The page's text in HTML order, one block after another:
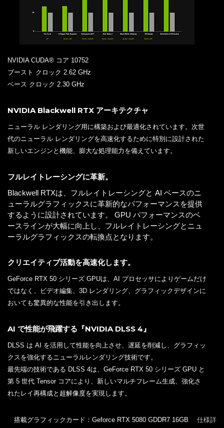
NVIDIA CUDA® コア 10752
ブースト クロック 2.62 GHz
ベース クロック 2.30 GHz
NVIDIA Blackwell RTX アーキテクチャ
ニューラル レンダリング用に構築および最適化されています。次世
代のニューラル レンダリングを高速化するために特別に設計された
新しいエンジンと機能、膨大な処理能力を備えています。
フルレイトレーシングに革新。
Blackwell RTXは、フルレイトレーシングと AI ベースのニ
ューラルグラフィックスに革新的なパフォーマンスを提供
するように設計されています。 GPU パフォーマンスのベ
ースラインが大幅に向上し、フルレイトレーシングとニュ
ーラルグラフィックスの転換点となります。
クリエイティブ活動を高速化します。
GeForce RTX 50 シリーズ GPUは、AI プロセッサによりゲームだけ
ではなく、ビデオ編集、3D レンダリング、グラフィックデザインに
おいても驚異的な性能を引き出します。
AI で性能が飛躍する『NVIDIA DLSS 4』
DLSS は AI を活用して性能を向上させ、遅延を削減し、グラフィッ
クスを強化するニューラルレンダリング技術です。
最先端の技術である DLSS 4は、GeForce RTX 50 シリーズ GPU と
第 5 世代 Tensor コアにより、新しいマルチフレーム生成、強化さ
れたレイ再構成と超解像度を実現します。
搭載グラフィックカード：Geforce RTX 5080 GDDR7 16GB 仕様詳